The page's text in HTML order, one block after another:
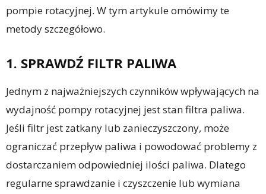
pompie rotacyjnej. W tym artykule omówimy te
metody szczegółowo.
1. SPRAWDŹ FILTR PALIWA
Jednym z najważniejszych czynników wpływających na
wydajność pompy rotacyjnej jest stan filtra paliwa.
Jeśli filtr jest zatkany lub zanieczyszczony, może
ograniczać przepływ paliwa i powodować problemy z
dostarczaniem odpowiedniej ilości paliwa. Dlatego
regularne sprawdzanie i czyszczenie lub wymiana